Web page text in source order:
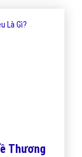
Thương